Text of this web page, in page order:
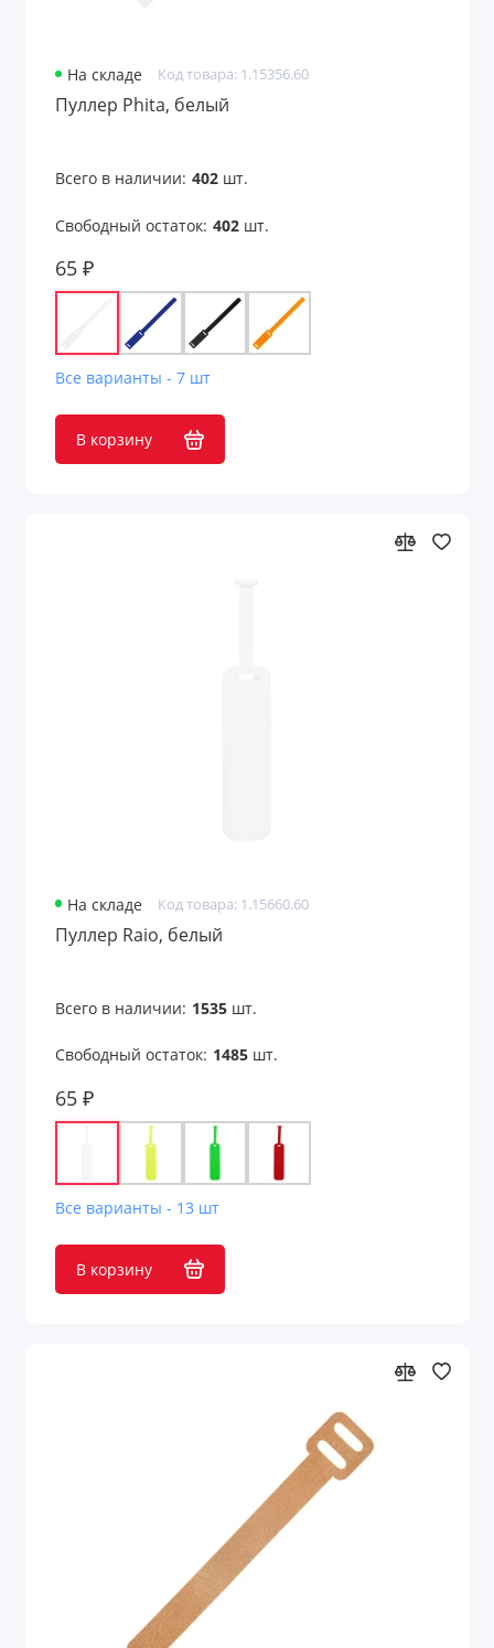
На складе Код товара: 1.15356.60
Пуллер Phita, белый
Всего в наличии: 402шт.
Свободный остаток: 402шт.
65 ₽
Все варианты - 7 шт
В корзину
На складе Код товара: 1.15660.60
Пуллер Raio, белый
Всего в наличии: 1535шт.
Свободный остаток: 1485шт.
65 ₽
Все варианты - 13 шт
В корзину